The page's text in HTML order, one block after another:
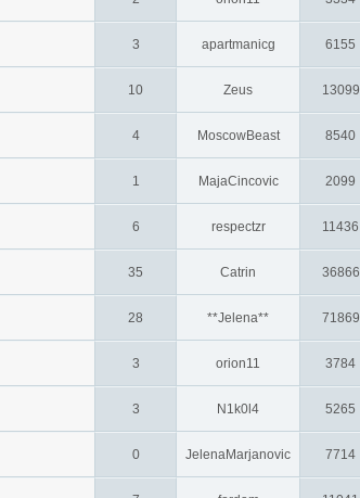
3 apartmanicg 6155
10 Zeus 13099
4 MoscowBeast 8540
1 MajaCincovic 2099
6 respectzr 11436
35 Catrin 36866
28 **Jelena** 71869
3 orion11 3784
3 N1k0l4 5265
0 JelenaMarjanovic 7714